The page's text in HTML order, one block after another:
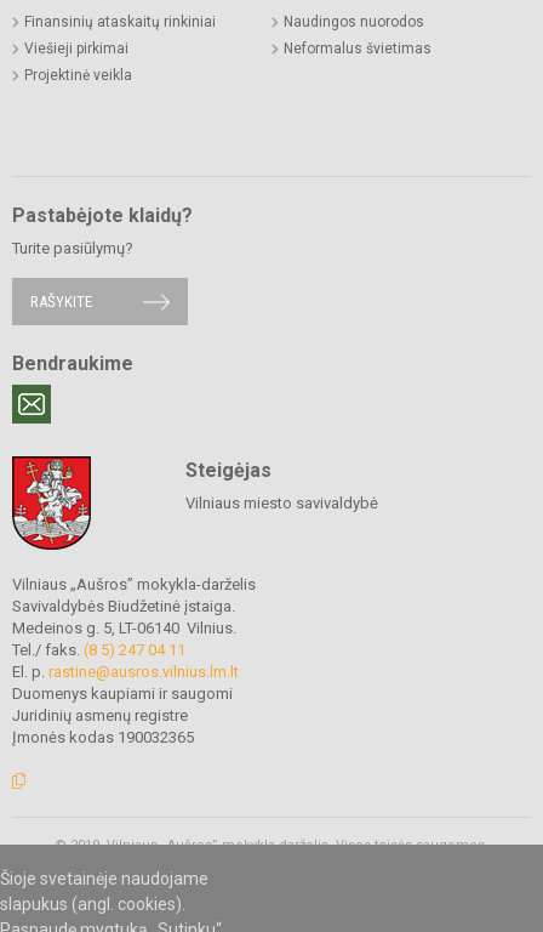
Šioje svetainėje naudojame
slapukus (angl. cookies).
Finansinių ataskaitų rinkiniai
Viešieji pirkimai
Projektinė veikla
Naudingos nuorodos
Neformalus švietimas
Pastabėjote klaidų?
Turite pasiūlymų?
RAŠYKITE
Bendraukime
Steigėjas
Vilniaus miesto savivaldybė
Vilniaus „Aušros” mokykla-darželis
Savivaldybės Biudžetinė įstaiga.
Medeinos g. 5, LT-06140 Vilnius.
Tel./ faks. (8 5) 247 04 11
El. p. rastine@ausros.vilnius.lm.lt
Duomenys kaupiami ir saugomi
Juridinių asmenų registre
Įmonės kodas 190032365
© 2019. Vilniaus „Aušros” mokykla-darželis. Visos teisės saugomos.